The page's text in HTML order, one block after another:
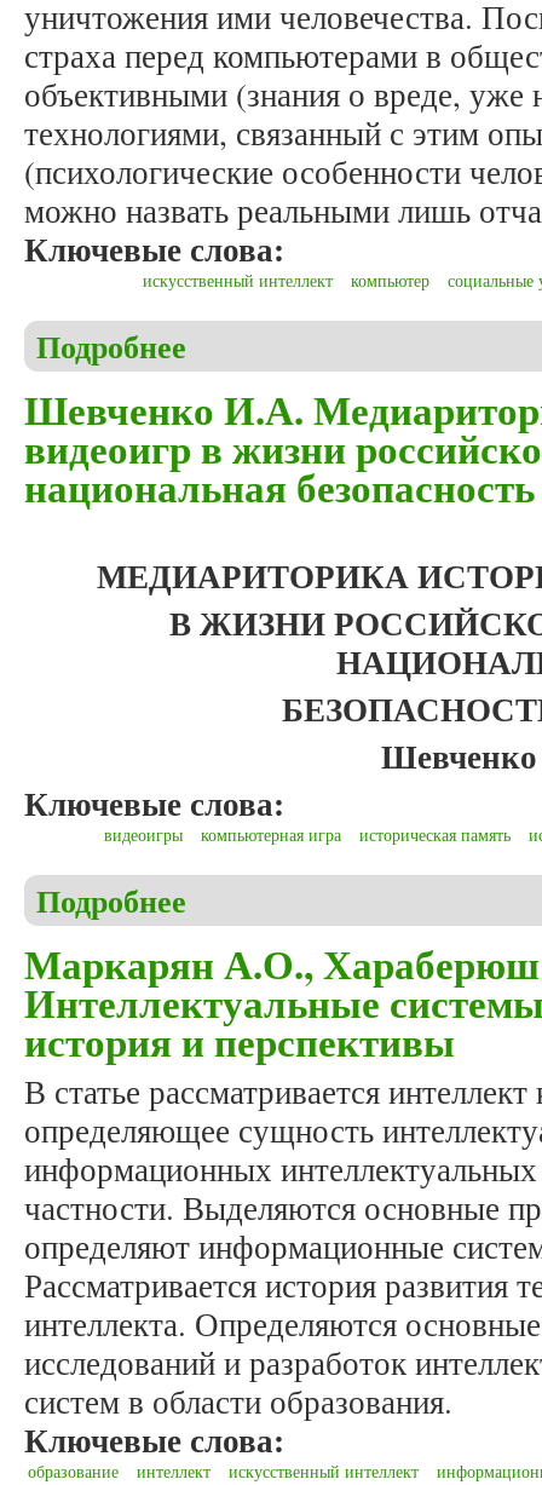
уничтожения ими человечества.
страха перед компьютерами в
объективными (знания о вреде, уже
технологиями, связанный с этим
(психологические особенности
можно назвать реальными лишь
Ключевые слова:
искусственный интеллект компьютер социальные
Подробнее
Шевченко И.А.
видеоигр в жизни
национальная
МЕДИАРИТОРИКА
В ЖИЗНИ
Ключевые слова:
видеоигры компьютерная игра историческая память
Подробнее
Маркарян А.О.,
Интеллектуальные
история и перспективы
В статье рассматривается
определяющее сущность
информационных
частности. Выделяются основные
определяют информационные
Рассматривается история развития
интеллекта. Определяются
исследований и разработок
систем в области образования.
Ключевые слова:
образование интеллект искусственный интеллект